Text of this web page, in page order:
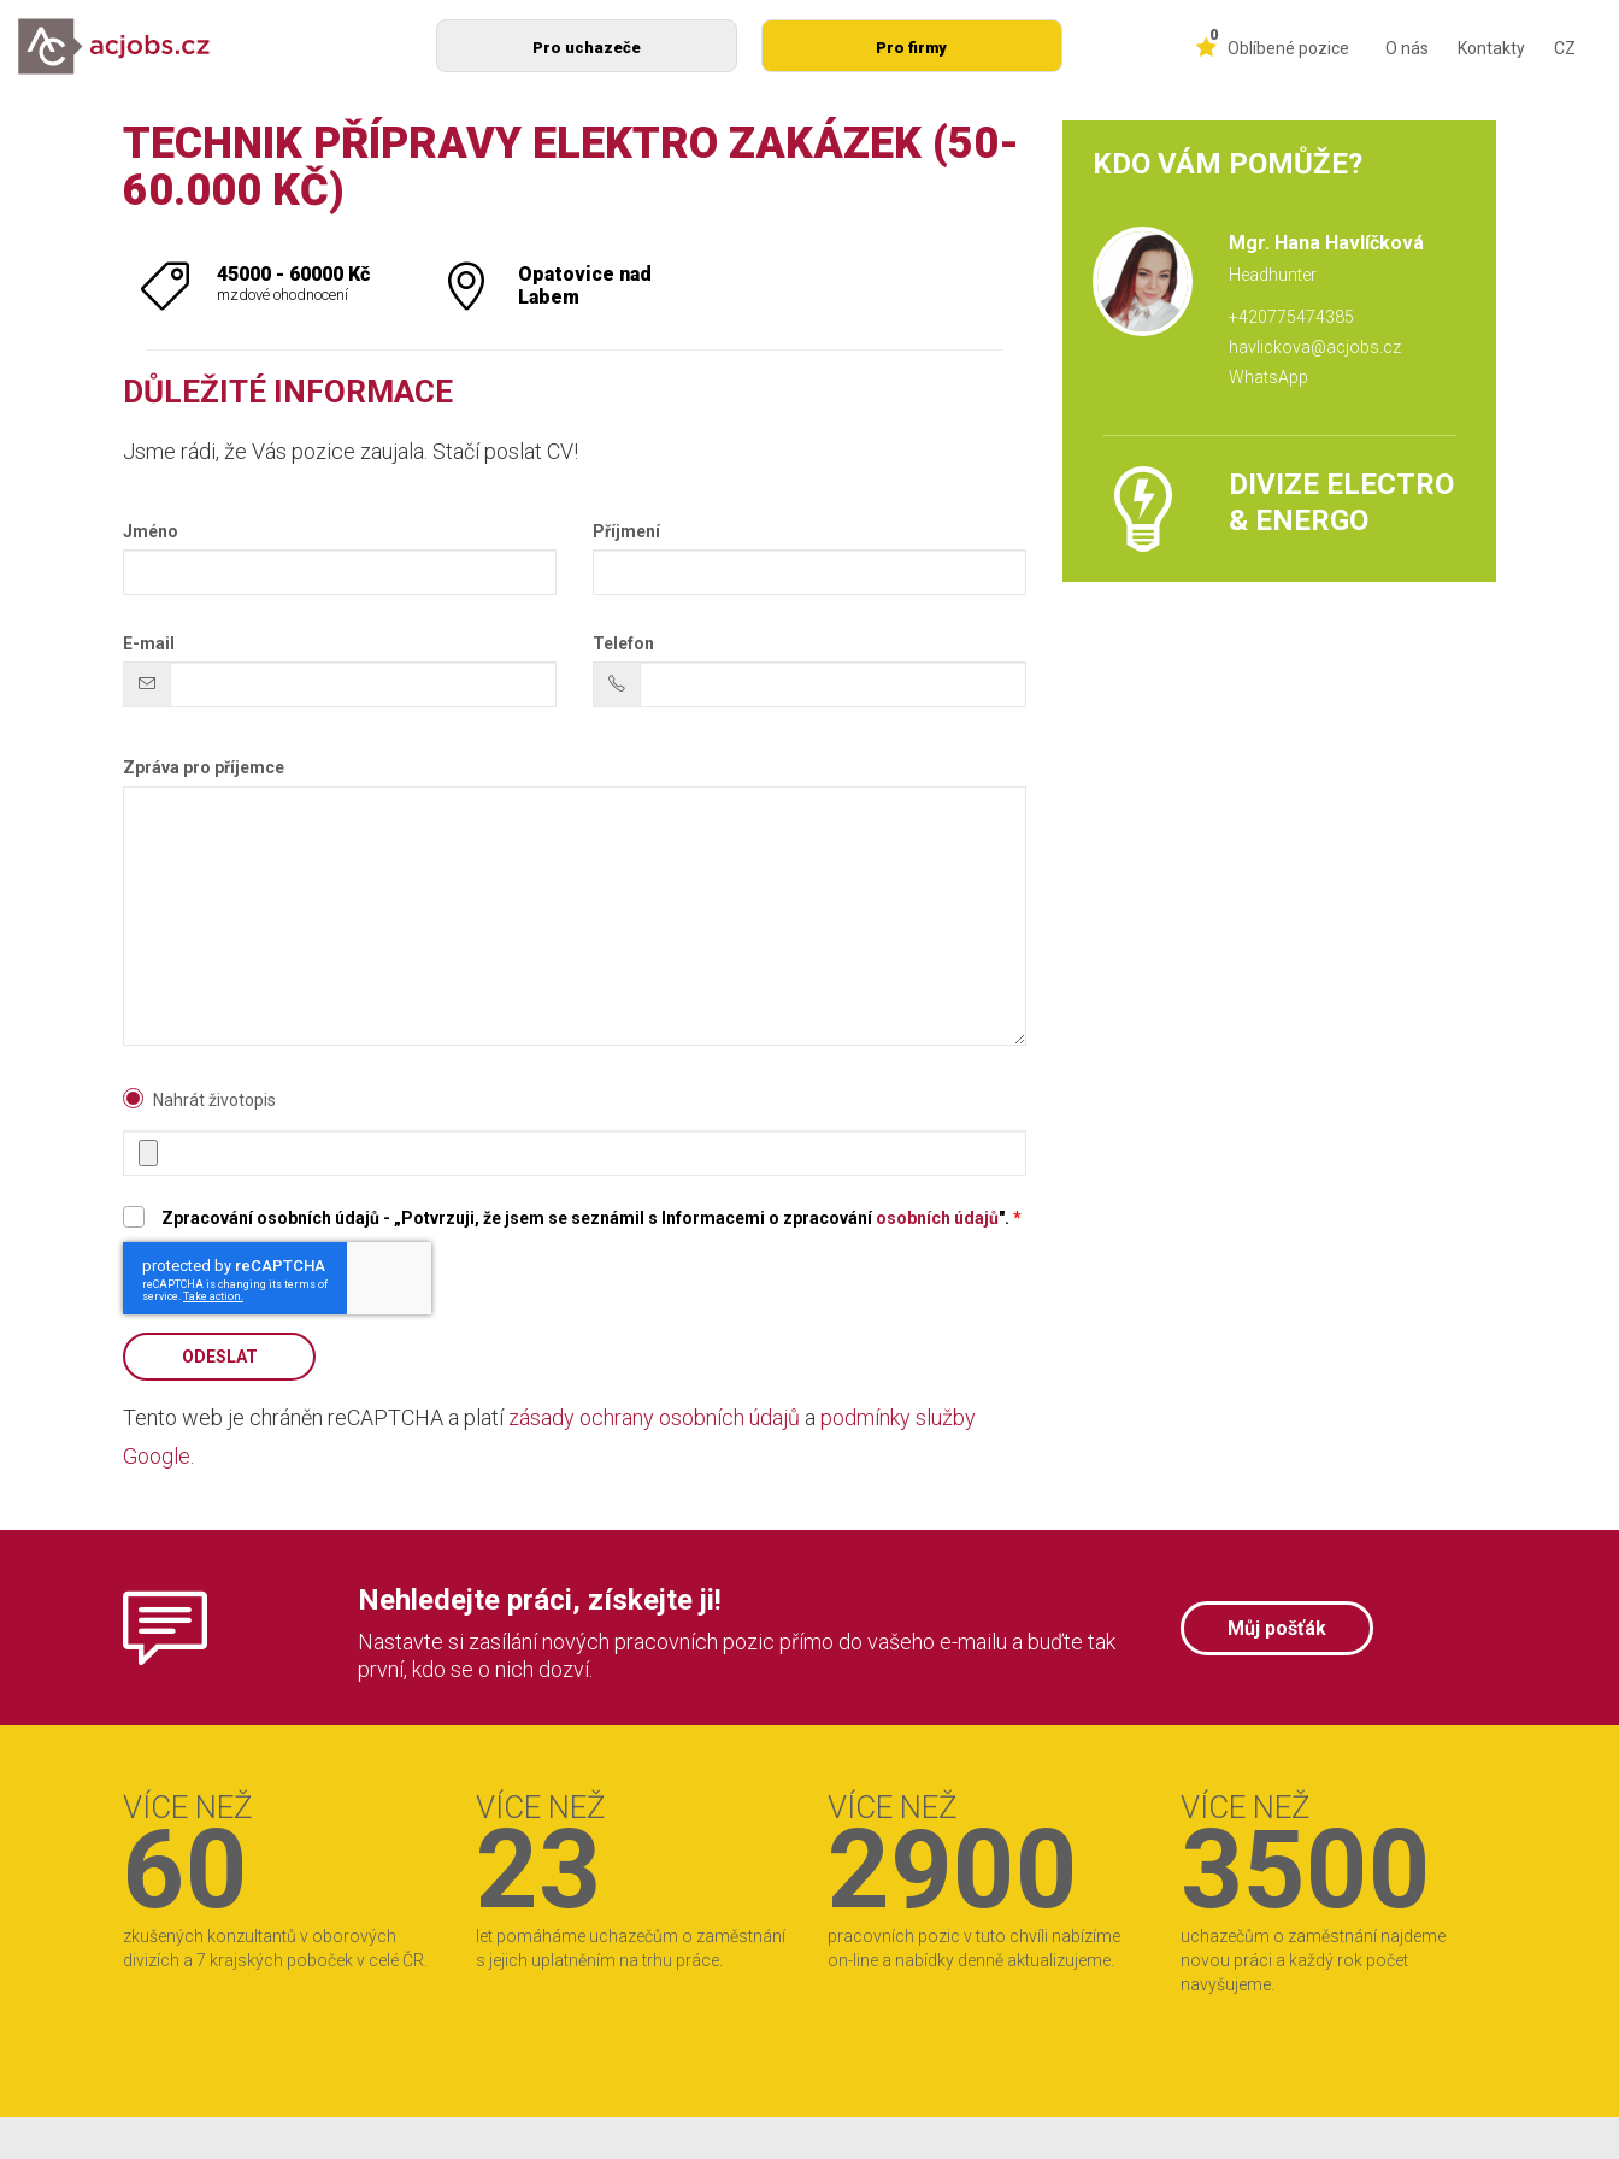
Pro uchazeče Pro firmy
0
Oblíbené pozice O nás Kontakty CZ
TECHNIK PŘÍPRAVY ELEKTRO ZAKÁZEK (50-
60.000 KČ)
45000 - 60000 Kč
mzdové ohodnocení
Opatovice nad
Labem
DŮLEŽITÉ INFORMACE
Jsme rádi, že Vás pozice zaujala. Stačí poslat CV!
Jméno Příjmení
E-mail Telefon
Zpráva pro příjemce
Nahrát životopis
Zpracování osobních údajů - „Potvrzuji, že jsem se seznámil s Informacemi o zpracováníosobních údajů". *
ODESLAT
Tento web je chráněn reCAPTCHA a platízásady ochrany osobních údajů a podmínky služby
Google
KDO VÁM POMŮŽE?
Mgr. Hana Havlíčková
Headhunter
+420775474385
havlickova@acjobs.cz
WhatsApp
DIVIZE ELECTRO
& ENERGO
Nehledejte práci, získejte ji!
Nastavte si zasílání nových pracovních pozic přímo do vašeho e-mailu a buďte tak
první, kdo se o nich dozví.
Můj pošťák
VÍCE NEŽ
60
zkušených konzultantů v oborových
divizích a 7 krajských poboček v celé ČR.
VÍCE NEŽ
23
let pomáháme uchazečům o zaměstnání
s jejich uplatněním na trhu práce.
VÍCE NEŽ
2900
pracovních pozic v tuto chvíli nabízíme
on-line a nabídky denně aktualizujeme.
VÍCE NEŽ
3500
uchazečům o zaměstnání najdeme
novou práci a každý rok počet
navyšujeme.